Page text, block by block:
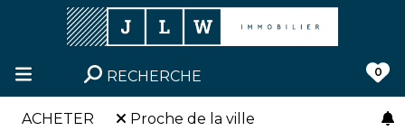
RECHERCHE 0
ACHETER
Proche de la ville